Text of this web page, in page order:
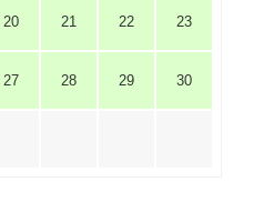
20 21 22 23
27 28 29 30